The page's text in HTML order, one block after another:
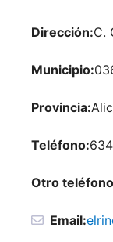
Dirección:C.
Municipio:
Provincia:
Teléfono:
Otro
Email: